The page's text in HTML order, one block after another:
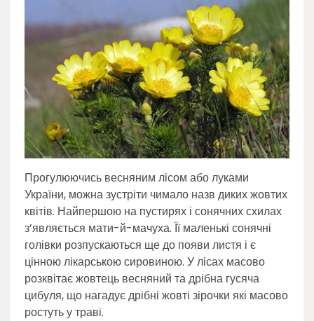
Прогулюючись весняним лісом або луками
України, можна зустріти чимало назв диких жовтих
квітів. Найпершою на пустирях і сонячних схилах
з’являється мати-й-мачуха. Її маленькі сонячні
голівки розпускаються ще до появи листя і є
цінною лікарською сировиною. У лісах масово
розквітає жовтець весняний та дрібна гусяча
цибуля, що нагадує дрібні жовті зірочки які масово
ростуть у траві.